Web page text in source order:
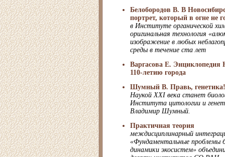
Белобородов В. В
портрет, который в огне не
в Институте органической
оригинальная технология
изображение в любых
среды в течение ста лет
Варгасова Е. Энциклопедия
110-летию города
Шумный В. Правь, генетика!
Наукой XXI века станет
Института цитологии и
Владимир Шумный.
Практичная теория
междисциплинарный
«Фундаментальные проблемы
динамики экосистем»